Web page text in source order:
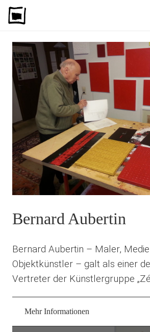
Bernard Aubertin
Bernard Aubertin – Maler,
Objektkünstler – galt als einer
Vertreter der Künstlergruppe
Mehr Informationen